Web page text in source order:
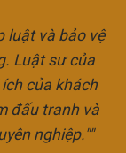
luật và bảo vệ
Luật sư của
của khách
đấu tranh và
nghiệp.""